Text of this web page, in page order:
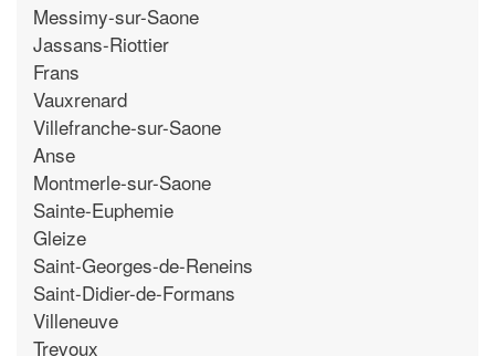
Messimy-sur-Saone
Jassans-Riottier
Frans
Vauxrenard
Villefranche-sur-Saone
Anse
Montmerle-sur-Saone
Sainte-Euphemie
Gleize
Saint-Georges-de-Reneins
Saint-Didier-de-Formans
Villeneuve
Trevoux